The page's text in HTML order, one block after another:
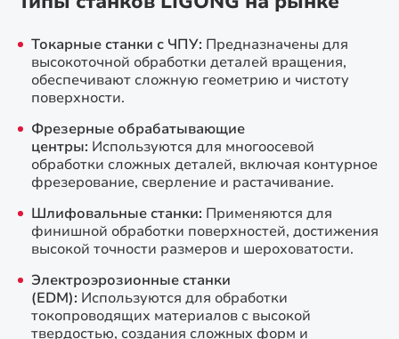
Токарные станки с ЧПУ: Предназначены для
высокоточной обработки деталей вращения,
обеспечивают сложную геометрию и чистоту
поверхности.
Фрезерные обрабатывающие
центры: Используются для многоосевой
обработки сложных деталей, включая контурное
фрезерование, сверление и растачивание.
Шлифовальные станки: Применяются для
финишной обработки поверхностей, достижения
высокой точности размеров и шероховатости.
Электроэрозионные станки
(EDM): Используются для обработки
токопроводящих материалов с высокой
твердостью, создания сложных форм и